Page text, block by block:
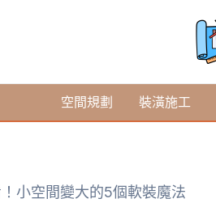
空間規劃 裝潢施工
小空間變大的5個軟裝魔法